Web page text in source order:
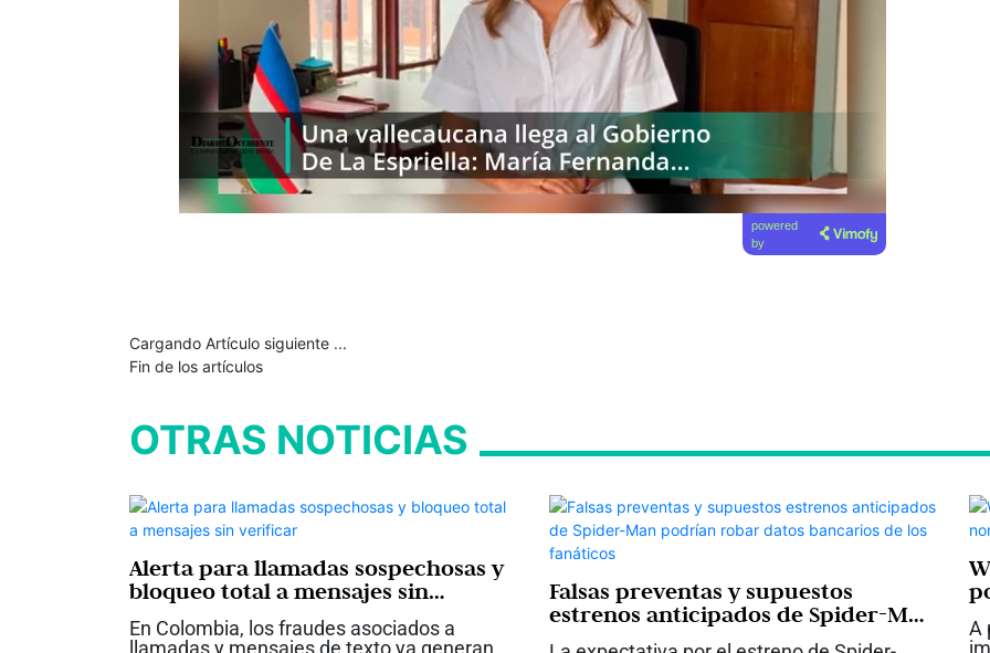
powered
by
Cargando Artículo siguiente ...
Fin de los artículos
OTRAS NOTICIAS
Alerta para llamadas sospechosas y
bloqueo total a mensajes sin
verificar
En Colombia, los fraudes asociados a
Falsas preventas y supuestos
estrenos anticipados de Spider-Man
podrían robar datos bancarios de
A